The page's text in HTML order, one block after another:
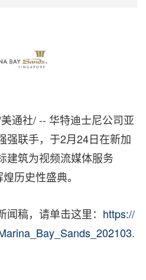
通社/ -- 华特迪士尼公司亚
强联手，于2月24日在新加
建筑为视频流媒体服务
历史性盛典。
稿，请单击这里： https://